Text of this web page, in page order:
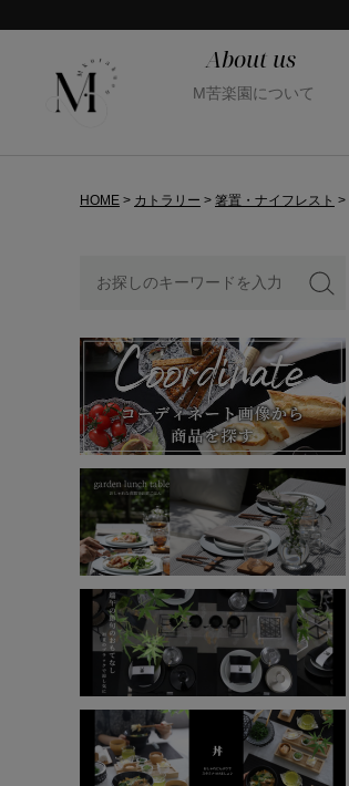
About us
M苦楽園について
HOME カトラリー 箸置・ナイフレスト